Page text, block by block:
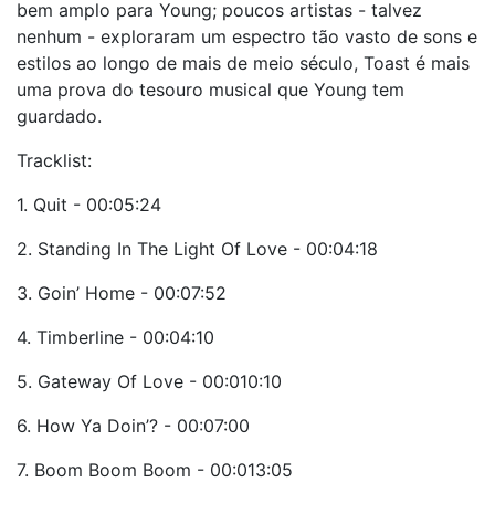
bem amplo para Young; poucos artistas - talvez
nenhum - exploraram um espectro tão vasto de sons e
estilos ao longo de mais de meio século, Toast é mais
uma prova do tesouro musical que Young tem
guardado.
Tracklist:
1. Quit - 00:05:24
2. Standing In The Light Of Love - 00:04:18
3. Goin’ Home - 00:07:52
4. Timberline - 00:04:10
5. Gateway Of Love - 00:010:10
6. How Ya Doin’? - 00:07:00
7. Boom Boom Boom - 00:013:05